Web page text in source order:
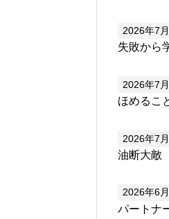
2026年7
失敗から
2026年7
ほめるこ
2026年7
油断大敵
2026年6
パートナ